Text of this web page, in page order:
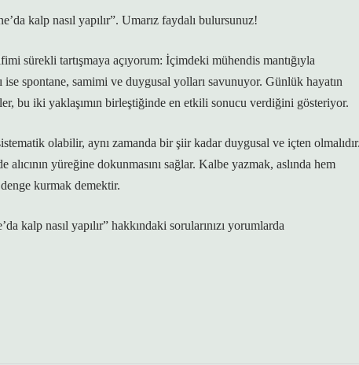
kalp nasıl yapılır”. Umarız faydalı bulursunuz!
sürekli tartışmaya açıyorum: İçimdeki mühendis mantığıyla
spontane, samimi ve duygusal yolları savunuyor. Günlük hayatın
bu iki yaklaşımın birleştiğinde en etkili sonucu verdiğini gösteriyor.
olabilir, aynı zamanda bir şiir kadar duygusal ve içten
yüreğine dokunmasını sağlar. Kalbe yazmak, aslında hem
kurmak demektir.
kalp nasıl yapılır” hakkındaki sorularınızı yorumlarda